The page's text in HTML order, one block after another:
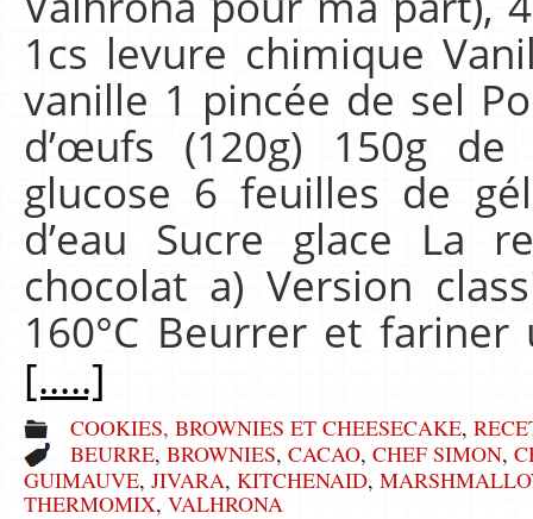
1cs levure chimique
vanille 1 pincée de sel
d’œufs (120g) 150g
glucose 6 feuilles de
d’eau Sucre glace La
chocolat a) Version
160°C Beurrer et
[.....]
COOKIES, BROWNIES ET CHEESECAKE,
BEURRE, BROWNIES, CACAO, CHEF SIMON,
GUIMAUVE, JIVARA, KITCHENAID,
THERMOMIX, VALHRONA